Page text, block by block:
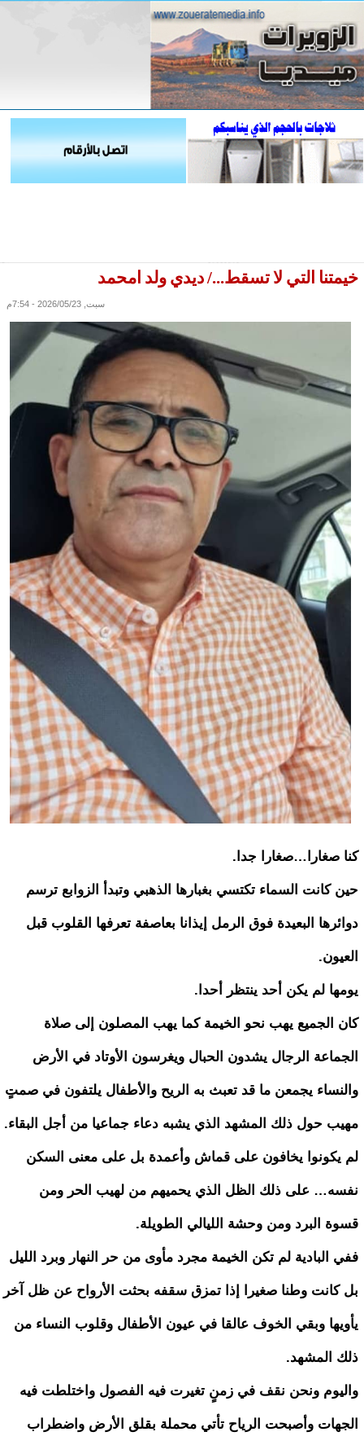
خيمتنا التي لا تسقط.../ ديدي ولد امحمد
سبت, 2026/05/23 - 7:54م
كنا صغارا…صغارا جدا.
حين كانت السماء تكتسي بغبارها الذهبي وتبدأ الزوابع ترسم
دوائرها البعيدة فوق الرمل إيذانا بعاصفة تعرفها القلوب قبل
العيون.
يومها لم يكن أحد ينتظر أحدا.
كان الجميع يهب نحو الخيمة كما يهب المصلون إلى صلاة
الجماعة الرجال يشدون الحبال ويغرسون الأوتاد في الأرض
والنساء يجمعن ما قد تعبث به الريح والأطفال يلتفون في صمتٍ
مهيب حول ذلك المشهد الذي يشبه دعاء جماعيا من أجل البقاء.
لم يكونوا يخافون على قماش وأعمدة بل على معنى السكن
نفسه… على ذلك الظل الذي يحميهم من لهيب الحر ومن
قسوة البرد ومن وحشة الليالي الطويلة.
ففي البادية لم تكن الخيمة مجرد مأوى من حر النهار وبرد الليل
بل كانت وطنا صغيرا إذا تمزق سقفه بحثت الأرواح عن ظل آخر
يأويها وبقي الخوف عالقا في عيون الأطفال وقلوب النساء من
ذلك المشهد.
واليوم ونحن نقف في زمنٍ تغيرت فيه الفصول واختلطت فيه
الجهات وأصبحت الرياح تأتي محملة بقلق الأرض واضطراب